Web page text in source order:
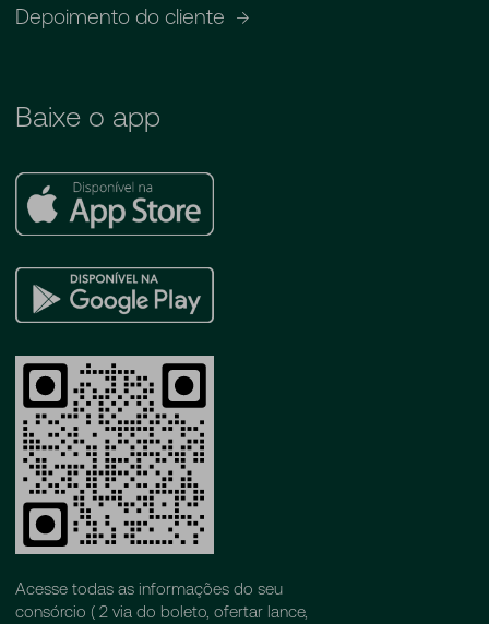
Depoimento do cliente
Baixe o app
Apple
Acesse todas as informações do seu
consórcio ( 2 via do boleto, ofertar lance,